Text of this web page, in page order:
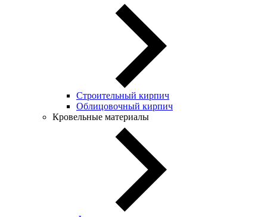
Строительный кирпич
Облицовочный кирпич
Кровельные материалы